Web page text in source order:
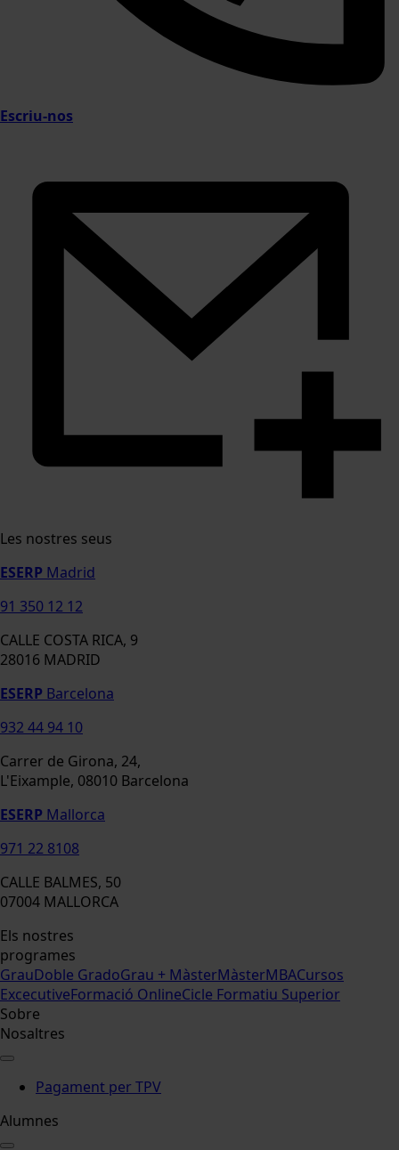
Escriu-nos
Les nostres seus
ESERP Madrid
91 350 12 12
CALLE COSTA RICA, 9
28016 MADRID
ESERP Barcelona
932 44 94 10
Carrer de Girona, 24,
L'Eixample, 08010 Barcelona
ESERP Mallorca
971 22 8108
CALLE BALMES, 50
07004 MALLORCA
Els nostres
programes
GrauDoble GradoGrau + MàsterMàsterMBACursos
ExcecutiveFormació OnlineCicle Formatiu Superior
Sobre
Nosaltres
Pagament per TPV
Alumnes